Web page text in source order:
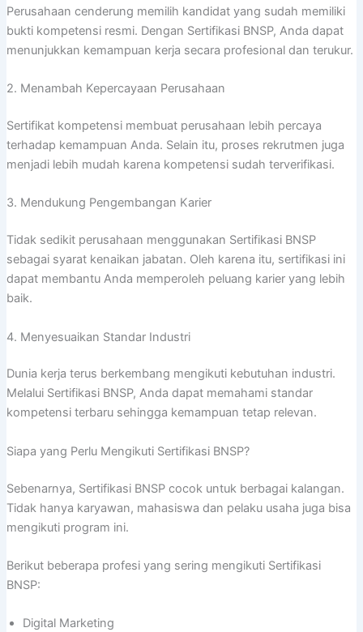
Perusahaan cenderung memilih kandidat yang sudah memiliki
bukti kompetensi resmi. Dengan Sertifikasi BNSP, Anda dapat
menunjukkan kemampuan kerja secara profesional dan terukur.
2. Menambah Kepercayaan Perusahaan
Sertifikat kompetensi membuat perusahaan lebih percaya
terhadap kemampuan Anda. Selain itu, proses rekrutmen juga
menjadi lebih mudah karena kompetensi sudah terverifikasi.
3. Mendukung Pengembangan Karier
Tidak sedikit perusahaan menggunakan Sertifikasi BNSP
sebagai syarat kenaikan jabatan. Oleh karena itu, sertifikasi ini
dapat membantu Anda memperoleh peluang karier yang lebih
baik.
4. Menyesuaikan Standar Industri
Dunia kerja terus berkembang mengikuti kebutuhan industri.
Melalui Sertifikasi BNSP, Anda dapat memahami standar
kompetensi terbaru sehingga kemampuan tetap relevan.
Siapa yang Perlu Mengikuti Sertifikasi BNSP?
Sebenarnya, Sertifikasi BNSP cocok untuk berbagai kalangan.
Tidak hanya karyawan, mahasiswa dan pelaku usaha juga bisa
mengikuti program ini.
Berikut beberapa profesi yang sering mengikuti Sertifikasi
BNSP:
Digital Marketing